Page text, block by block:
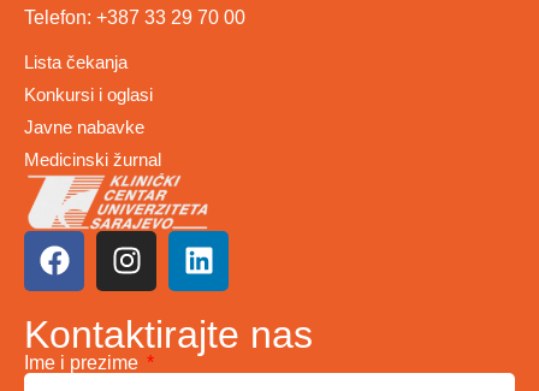
Telefon: +387 33 29 70 00
Lista čekanja
Konkursi i oglasi
Javne nabavke
Medicinski žurnal
Kontaktirajte nas
Ime i prezime